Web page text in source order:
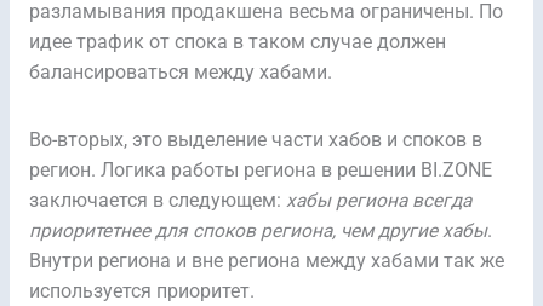
разламывания продакшена весьма ограничены. По
идее трафик от спока в таком случае должен
балансироваться между хабами.
Во-вторых, это выделение части хабов и споков в
регион. Логика работы региона в решении BI.ZONE
заключается в следующем: хабы региона всегда
приоритетнее для споков региона, чем другие хабы.
Внутри региона и вне региона между хабами так же
используется приоритет.